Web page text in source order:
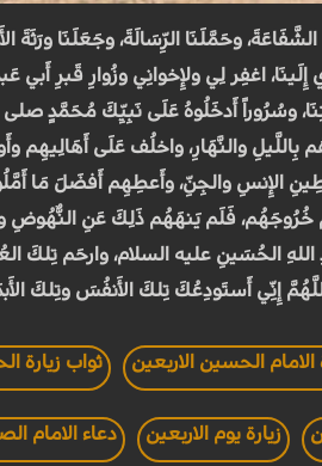
وحَمَّلَنَا الرِّسَالَةَ، وجَعَلَنَا
اغفِر لِي ولإِخوانِي وزُوارِ قَبرِ أَبي
وسُرُوراً أَدخَلُوهُ عَلَى نَبِيِّكَ مُحَمَّدٍ صلى
بِاللَّيلِ والنَّهَارِ، واخلُف عَلَى
والجِنِّ، وأَعطِهِم أَفضَلَ مَا أَمَّلُوا
خُرُوجَهُم، فَلَم يَنهَهُم ذَلِكَ عَنِ
الحُسَينِ عليه السلام، وارحَم تِلكَ
إِنِّي أَستَودِعُكَ تِلكَ الأَنفُسَ وتِلكَ
الامام الحسين الاربعين ثواب زيارة
زيارة يوم الاربعين دعاء الامام